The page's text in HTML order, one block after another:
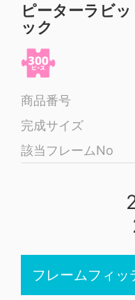
ピーターラビ
ック
商品番号
完成サイズ
該当フレームNo
フレームフィッ